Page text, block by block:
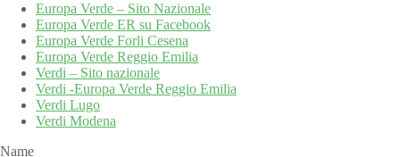
Europa Verde – Sito Nazionale
Europa Verde ER su Facebook
Europa Verde Forli Cesena
Europa Verde Reggio Emilia
Verdi – Sito nazionale
Verdi -Europa Verde Reggio Emilia
Verdi Lugo
Verdi Modena
Name